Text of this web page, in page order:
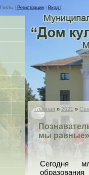
Гость Регистрация Вход |
Главная » 2021 »
мы равные»
Сегодня